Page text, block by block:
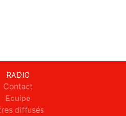
RADIO
Contact
Equipe
diffusés